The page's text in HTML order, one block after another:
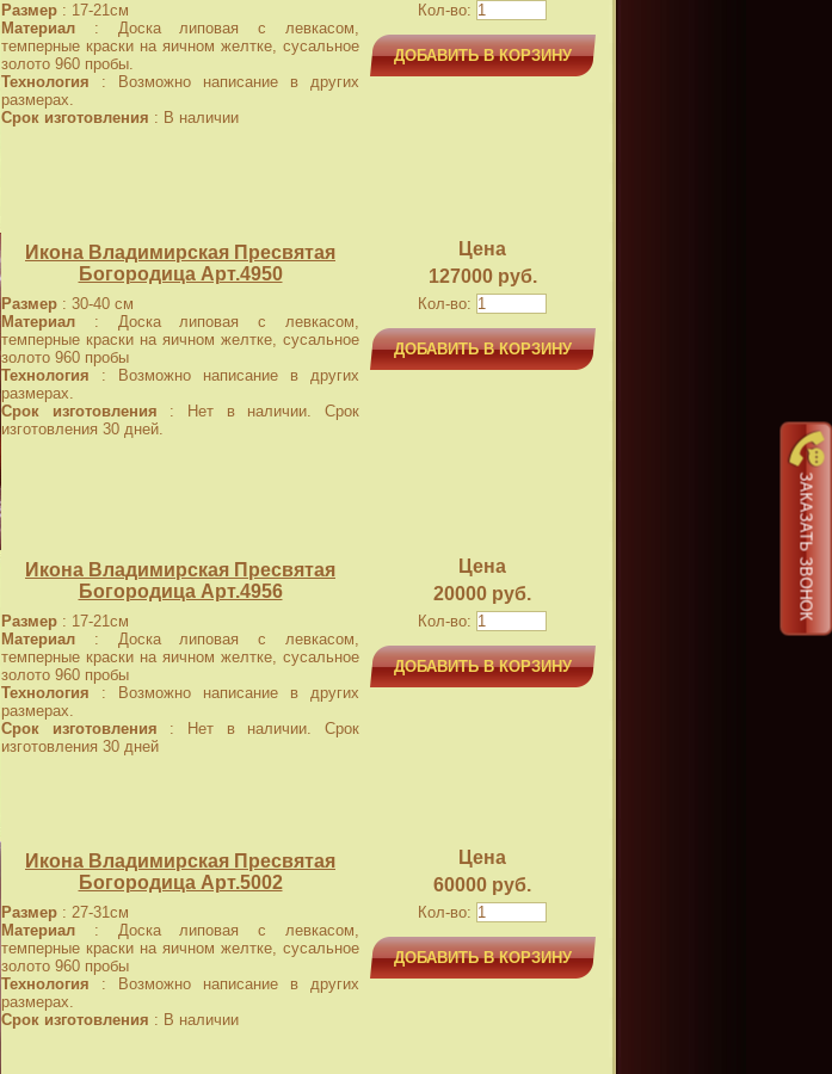
Размер : 17-21см
Материал : Доска липовая с левкасом,
темперные краски на яичном желтке, сусальное
золото 960 пробы.
Технология : Возможно написание в других
размерах.
Срок изготовления : В наличии
Кол-во:
ДОБАВИТЬ В КОРЗИНУ
Икона Владимирская Пресвятая
Богородица Арт.4950
Размер : 30-40 см
Материал : Доска липовая с левкасом,
темперные краски на яичном желтке, сусальное
золото 960 пробы
Технология : Возможно написание в других
размерах.
Срок изготовления : Нет в наличии. Срок
изготовления 30 дней.
Цена
127000 руб.
Кол-во:
ДОБАВИТЬ В КОРЗИНУ
Икона Владимирская Пресвятая
Богородица Арт.4956
Размер : 17-21см
Материал : Доска липовая с левкасом,
темперные краски на яичном желтке, сусальное
золото 960 пробы
Технология : Возможно написание в других
размерах.
Срок изготовления : Нет в наличии. Срок
изготовления 30 дней
Цена
20000 руб.
Кол-во:
ДОБАВИТЬ В КОРЗИНУ
Икона Владимирская Пресвятая
Богородица Арт.5002
Размер : 27-31см
Материал : Доска липовая с левкасом,
темперные краски на яичном желтке, сусальное
золото 960 пробы
Технология : Возможно написание в других
размерах.
Срок изготовления : В наличии
Цена
60000 руб.
Кол-во:
ДОБАВИТЬ В КОРЗИНУ
ЗАКАЗАТЬ ЗВОНОК